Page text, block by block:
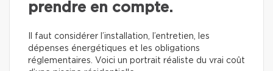
prendre en compte.
Il faut considérer l’installation, l’entretien, les
dépenses énergétiques et les obligations
réglementaires. Voici un portrait réaliste du vrai coût